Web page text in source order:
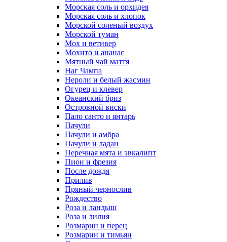
Морская соль и орхидея
Морская соль и хлопок
Морской соленый воздух
Морской туман
Мох и ветивер
Мохито и ананас
Мятный чай маття
Наг Чампа
Нероли и белый жасмин
Огурец и клевер
Океанский бриз
Островной виски
Пало санто и янтарь
Пачули
Пачули и амбра
Пачули и ладан
Перечная мята и эвкалипт
Пион и фрезия
После дождя
Прилив
Пряный чернослив
Рождество
Роза и ландыш
Роза и лилия
Розмарин и перец
Розмарин и тимьян